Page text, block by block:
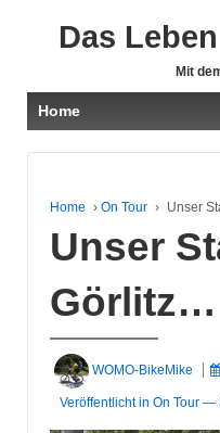
Das
Mit
Home
Home › On Tour › Unser
Unser
Görlitz…
WOMO-BikeMike
Veröffentlicht in On Tour —